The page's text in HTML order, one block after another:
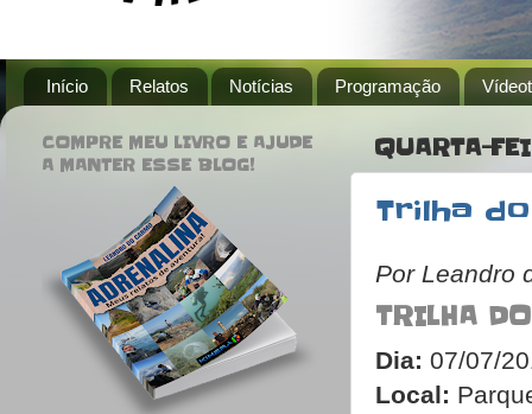
Início Relatos Notícias Programação
QUARTA-
Trilha
Por Leandro
TRILHA
Dia: 07/07/
Local:
COMPRE MEU LIVRO E AJUDE
A MANTER ESSE BLOG!